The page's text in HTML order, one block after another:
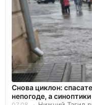
Снова циклон:
непогоде, а